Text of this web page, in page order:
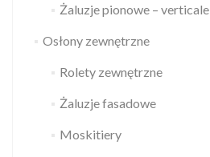
Żaluzje pionowe – verticale
Osłony zewnętrzne
Rolety zewnętrzne
Żaluzje fasadowe
Moskitiery